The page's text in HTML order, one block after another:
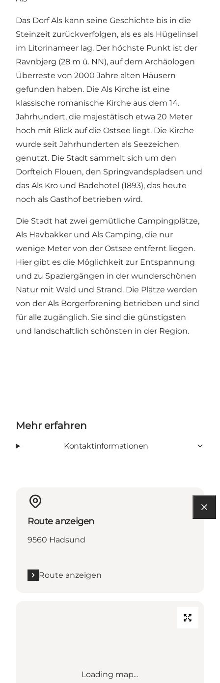
Das Dorf Als kann seine Geschichte bis in die
Steinzeit zurückverfolgen, als es als Hügelinsel
im Litorinameer lag. Der höchste Punkt ist der
Ravnbjerg (28 m ü. NN), auf dem Archäologen
Überreste von 2000 Jahre alten Häusern
gefunden haben. Die Als Kirche ist eine
klassische romanische Kirche aus dem 14.
Jahrhundert, die majestätisch etwa 20 Meter
hoch mit Blick auf die Ostsee liegt. Die Kirche
wurde seit Jahrhunderten als Seezeichen
genutzt. Die Stadt sammelt sich um den
Dorfteich Flouen, den Springvandspladsen und
das Als Kro und Badehotel (1893), das heute
noch als Gasthof betrieben wird.
Die Stadt hat zwei gemütliche Campingplätze,
Als Havbakker und Als Camping, die nur
wenige Meter von der Ostsee entfernt liegen.
Hier gibt es die Möglichkeit zur Entspannung
und zu Spaziergängen in der wunderschönen
Natur mit Wald und Strand. Die Plätze werden
von der Als Borgerforening betrieben und sind
für alle zugänglich. Sie sind die günstigsten
und landschaftlich schönsten in der Region.
Mehr erfahren
Kontaktinformationen
Route anzeigen
9560 Hadsund
Route anzeigen
Loading map...